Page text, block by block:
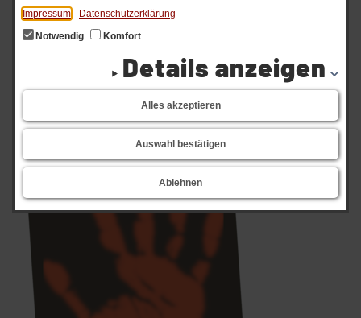
Impressum
Datenschutzerklärung
Notwendig
Komfort
Details anzeigen
Alles akzeptieren
Auswahl bestätigen
Ablehnen
Lauf